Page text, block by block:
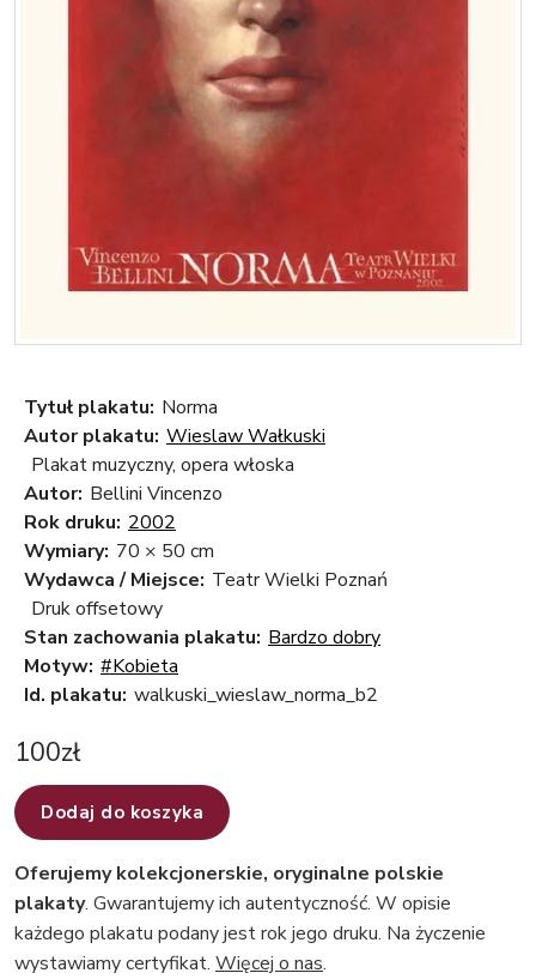
Tytuł plakatu: Norma
Autor plakatu: Wieslaw Wałkuski
Plakat muzyczny, opera włoska
Autor: Bellini Vincenzo
Rok druku: 2002
Wymiary: 70 × 50 cm
Wydawca / Miejsce: Teatr Wielki Poznań
Druk offsetowy
Stan zachowania plakatu: Bardzo dobry
Motyw: #Kobieta
Id. plakatu: walkuski_wieslaw_norma_b2
100zł
Dodaj do koszyka
Oferujemy kolekcjonerskie, oryginalne polskie
plakaty. Gwarantujemy ich autentyczność. W opisie
każdego plakatu podany jest rok jego druku. Na życzenie
wystawiamy certyfikat. Więcej o nas.